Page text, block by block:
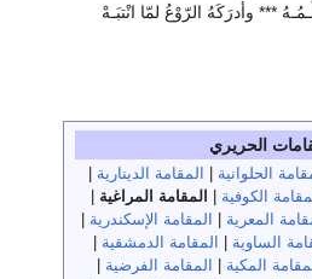
*** وأدرَكَهُ الرّوْعُ لمّا انْتبَـهْ
الحريري
الحلوانية المقامة الدينارية
الكوفية المقامة المراغية
المعرية المقامة الإسكندرية
الساوية المقامة الدمشقية
المكية المقامة الفرضية